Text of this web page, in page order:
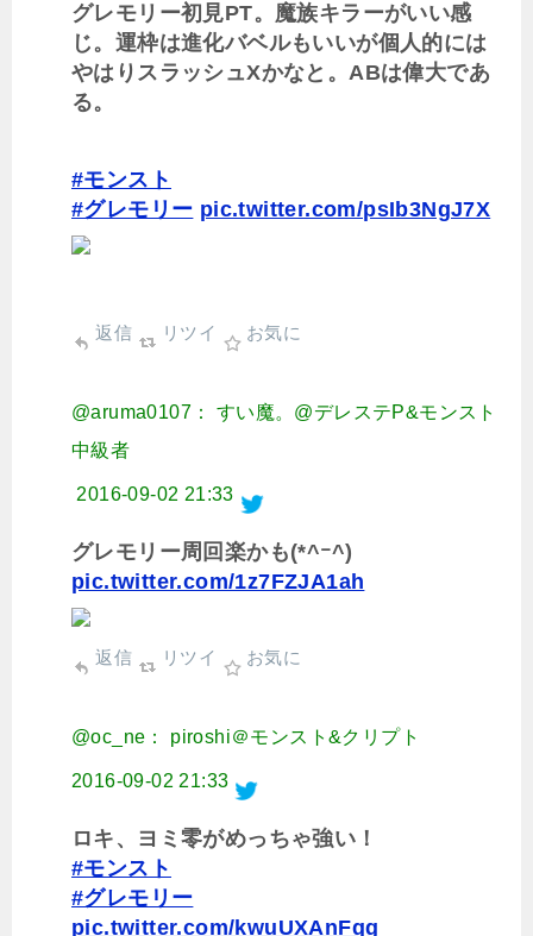
グレモリー初見PT。魔族キラーがいい感
じ。運枠は進化バベルもいいが個人的には
やはりスラッシュXかなと。ABは偉大であ
る。
#モンスト
#グレモリー pic.twitter.com/psIb3NgJ7X
返信 リツイ お気に
@aruma0107： すい魔。@デレステP&モンスト
中級者
2016-09-02 21:33
グレモリー周回楽かも(*^ｰ^)
pic.twitter.com/1z7FZJA1ah
返信 リツイ お気に
@oc_ne： piroshi＠モンスト&クリプト
2016-09-02 21:33
ロキ、ヨミ零がめっちゃ強い！
#モンスト
#グレモリー
pic.twitter.com/kwuUXAnFqg